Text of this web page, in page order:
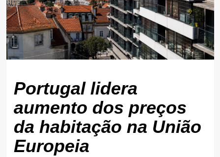
Portugal lidera
aumento dos preços
da habitação na União
Europeia